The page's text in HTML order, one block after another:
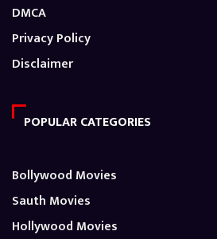
DMCA
Privacy Policy
Disclaimer
POPULAR CATEGORIES
Bollywood Movies
Sauth Movies
Hollywood Movies